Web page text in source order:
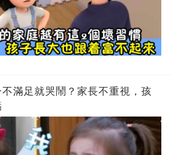
滿足就哭鬧？家長不重視，孩